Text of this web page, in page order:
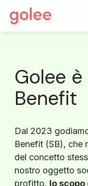
Golee
Benefit
Dal 2023
Benefit (SB), che
del concetto
nostro oggetto
profitto, lo